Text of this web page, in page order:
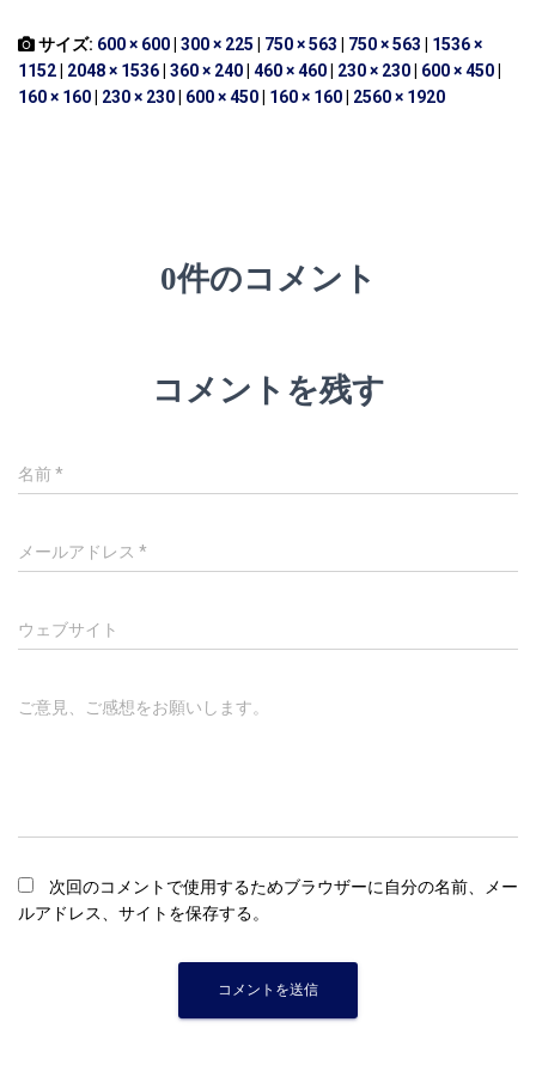
サイズ: 600 × 600| 300 × 225 | 750 × 563 | 750 × 563 | 1536 ×
1152| 2048 × 1536| 360 × 240| 460 × 460| 230 × 230| 600 × 450|
160 × 160| 230 × 230| 600 × 450| 160 × 160| 2560 × 1920
0件のコメント
コメントを残す
名前*
メールアドレス *
ウェブサイト
ご意見、ご感想をお願いします。
次回のコメントで使用するためブラウザーに自分の名前、メー
ルアドレス、サイトを保存する。